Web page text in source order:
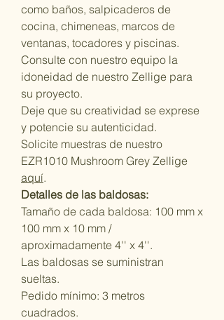
como baños, salpicaderos de
cocina, chimeneas, marcos de
ventanas, tocadores y piscinas.
Consulte con nuestro equipo la
idoneidad de nuestro Zellige para
su proyecto.
Deje que su creatividad se exprese
y potencie su autenticidad.
Solicite muestras de nuestro
EZR1010 Mushroom Grey Zellige
aquí.
Detalles de las baldosas:
Tamaño de cada baldosa: 100 mm x
100 mm x 10 mm /
aproximadamente 4'' x 4''.
Las baldosas se suministran
sueltas.
Pedido mínimo: 3 metros
cuadrados.